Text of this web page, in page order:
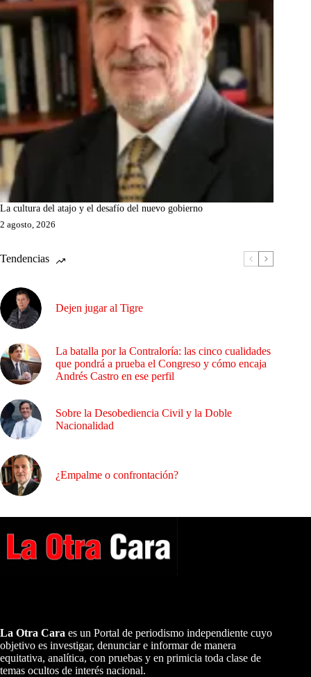
La cultura del atajo y el desafío del nuevo gobierno
2 agosto, 2026
Tendencias
Dejen jugar al Tigre
La batalla por la Contraloría: las cinco cualidades
que pondrá a prueba el Congreso y cómo encaja
Andrés Castro en ese perfil
Sobre la Desobediencia Civil y la Doble
Nacionalidad
¿Empalme o confrontación?
La Otra Cara es un Portal de periodismo independiente cuyo
objetivo es investigar, denunciar e informar de manera
equitativa, analítica, con pruebas y en primicia toda clase de
temas ocultos de interés nacional.